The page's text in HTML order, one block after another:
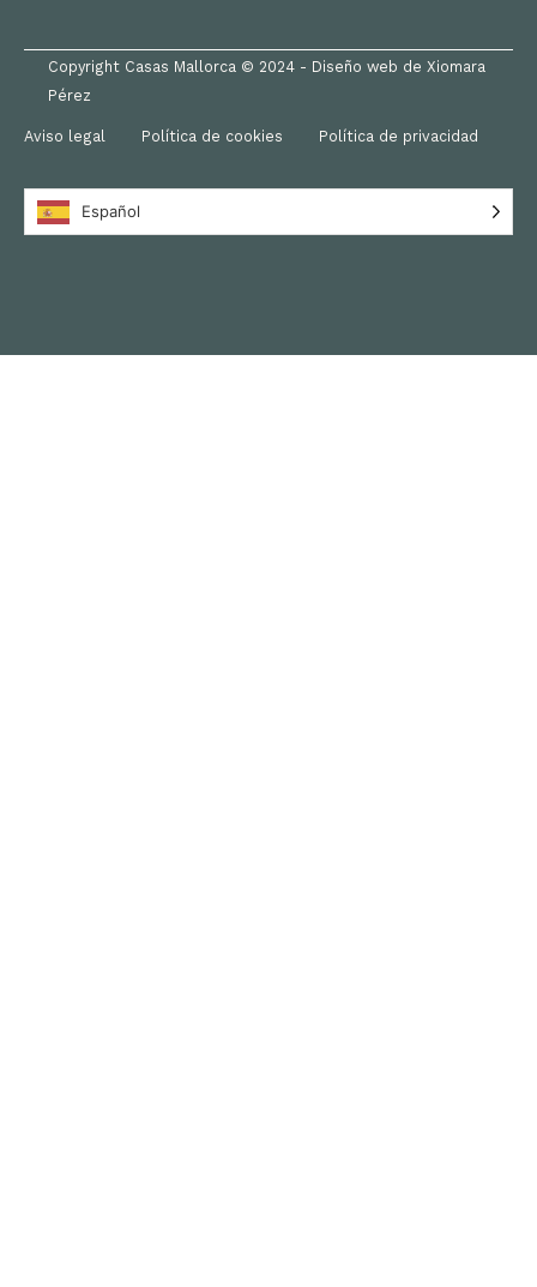
Copyright Casas Mallorca © 2024 - Diseño web de Xiomara
Pérez
Aviso legal Política de cookies Política de privacidad
Español